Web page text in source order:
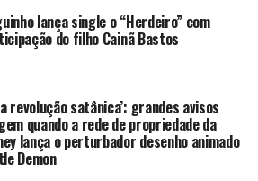
lança single o “Herdeiro” com
do filho Cainã Bastos
revolução satânica’: grandes avisos
quando a rede de propriedade da
lança o perturbador desenho animado
Demon